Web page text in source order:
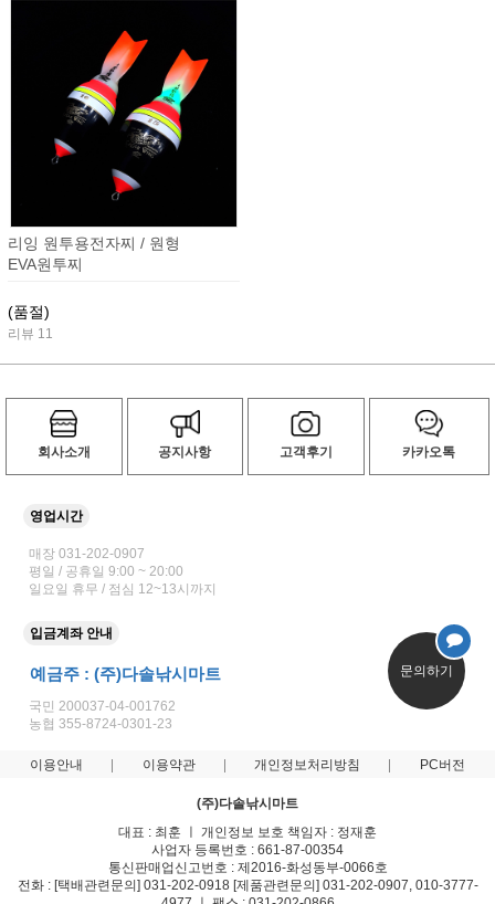
리잉 원투용전자찌 / 원형
EVA원투찌
(품절)
리뷰 11
회사소개 공지사항 고객후기 카카오톡
영업시간
매장 031-202-0907
평일 / 공휴일 9:00 ~ 20:00
일요일 휴무 / 점심 12~13시까지
입금계좌 안내
예금주 : (주)다솔낚시마트
국민 200037-04-001762
농협 355-8724-0301-23
문의하기
이용안내 이용약관 개인정보처리방침 PC버전
(주)다솔낚시마트
대표 : 최훈 ㅣ 개인정보 보호 책임자 : 정재훈
사업자 등록번호 : 661-87-00354
통신판매업신고번호 : 제2016-화성동부-0066호
전화 : [택배관련문의] 031-202-0918 [제품관련문의] 031-202-0907, 010-3777-